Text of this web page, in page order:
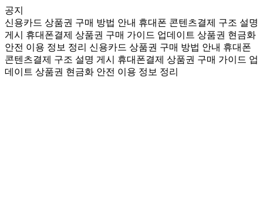
공지
신용카드 상품권 구매 방법 안내 휴대폰 콘텐츠결제 구조 설명
게시
휴대폰결제 상품권 구매 가이드 업데이트 상품권 현금화
안전 이용 정보 정리 신용카드 상품권 구매 방법 안내 휴대폰
콘텐츠결제 구조 설명 게시
휴대폰결제 상품권 구매 가이드 업
데이트 상품권 현금화 안전 이용 정보 정리